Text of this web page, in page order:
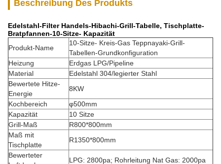
Beschreibung Des Produkts
Edelstahl-Filter Handels-Hibachi-Grill-Tabelle, Tischplatte-
Bratpfannen-10-Sitze- Kapazität
Produkt-Name
10-Sitze- Kreis-Gas Teppnayaki-Grill-
Tabellen-Grundkonfiguration
Heizung
Erdgas LPG/Pipeline
Material
Edelstahl 304/legierter Stahl
Bewertete Hitze-
Energie
8KW
Kochbereich
φ500mm
Kapazität
10 Sitze
Grill-Maß
R800*800mm
Maß mit
Tischplatte
R1350*800mm
Bewerteter
LPG: 2800pa; Rohrleitung Nat Gas: 2000pa